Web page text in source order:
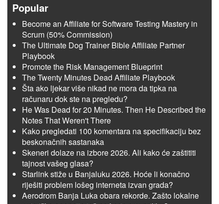
Popular
Become an Affiliate for Software Testing Mastery in
Scrum (50% Commission)
The Ultimate Dog Trainer Bible Affiliate Partner
Playbook
Promote the Risk Management Blueprint
The Twenty Minutes Dead Affiliate Playbook
Šta ako ljekar više nikad ne mora da tipka na
računaru dok ste na pregledu?
He Was Dead for 20 Minutes. Then He Described the
Notes That Weren't There
Kako pregledati 100 komentara na specifikaciju bez
beskonačnih sastanaka
Skeneri dolaze na izbore 2026. Ali kako će zaštititi
tajnost vašeg glasa?
Starlink stiže u Banjaluku 2026. Hoće li konačno
riješiti problem lošeg interneta izvan grada?
Aerodrom Banja Luka obara rekorde. Zašto lokalne